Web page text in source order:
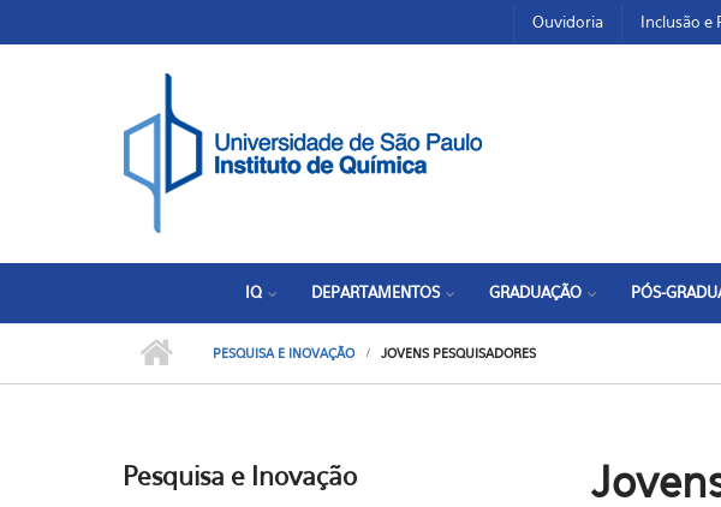
Ouvidoria Inclusão e
IQ DEPARTAMENTOS GRADUAÇÃO PÓS-
PESQUISA E INOVAÇÃO JOVENS PESQUISADORES
Pesquisa e Inovação